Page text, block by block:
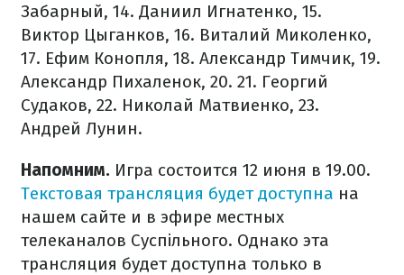
Забарный, 14. Даниил Игнатенко, 15.
Виктор Цыганков, 16. Виталий Миколенко,
17. Ефим Конопля, 18. Александр Тимчик, 19.
Александр Пихаленок, 20. 21. Георгий
Судаков, 22. Николай Матвиенко, 23.
Андрей Лунин.
Напомним. Игра состоится 12 июня в 19.00.
Текстовая трансляция будет доступна на
нашем сайте и в эфире местных
телеканалов Суспільного. Однако эта
трансляция будет доступна только в